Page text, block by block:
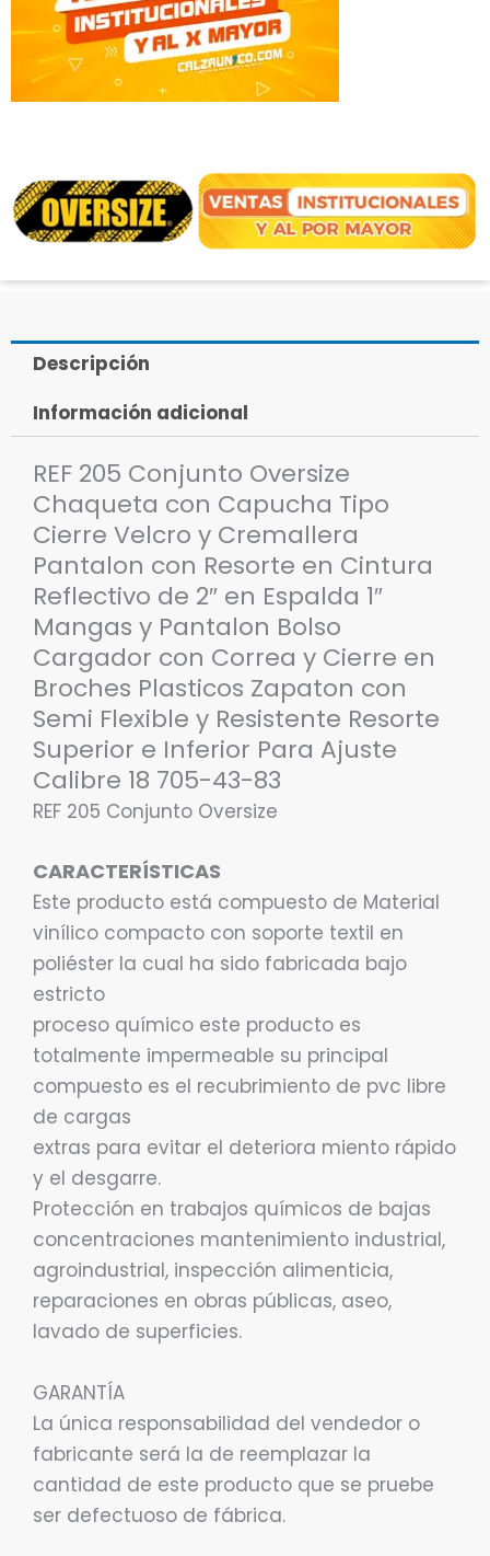
Pantalon
Cargador
con
Cierre
en
con
Flexible
y
Resistente
Resorte
Superior
Inferior
Para
Ajuste
Calibre
705-
43-
Descripción
Información adicional
REF 205 Conjunto Oversize
Chaqueta con Capucha Tipo
Cierre Velcro y Cremallera
Pantalon con Resorte en Cintura
Reflectivo de 2″ en Espalda 1″
Mangas y Pantalon Bolso
Cargador con Correa y Cierre en
Broches Plasticos Zapaton con
Semi Flexible y Resistente Resorte
Superior e Inferior Para Ajuste
Calibre 18 705-43-83
REF 205 Conjunto Oversize
CARACTERÍSTICAS
Este producto está compuesto de Material
vinílico compacto con soporte textil en
poliéster la cual ha sido fabricada bajo
estricto
proceso químico este producto es
totalmente impermeable su principal
compuesto es el recubrimiento de pvc libre
de cargas
extras para evitar el deteriora miento rápido
y el desgarre.
Protección en trabajos químicos de bajas
concentraciones mantenimiento industrial,
agroindustrial, inspección alimenticia,
reparaciones en obras públicas, aseo,
lavado de superficies.
GARANTÍA
La única responsabilidad del vendedor o
fabricante será la de reemplazar la
cantidad de este producto que se pruebe
ser defectuoso de fábrica.